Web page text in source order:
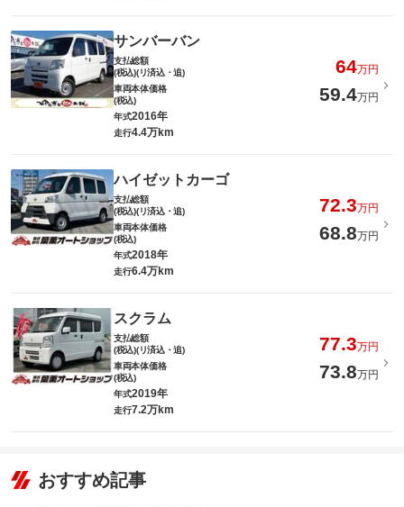
サンバーバン
支払総額
(税込)(リ済込・追)
64万円
車両本体価格
(税込)
59.4万円
年式2016年
走行4.4万km
ハイゼットカーゴ
支払総額
(税込)(リ済込・追)
72.3万円
車両本体価格
(税込)
68.8万円
年式2018年
走行6.4万km
スクラム
支払総額
(税込)(リ済込・追)
77.3万円
車両本体価格
(税込)
73.8万円
年式2019年
走行7.2万km
おすすめ記事